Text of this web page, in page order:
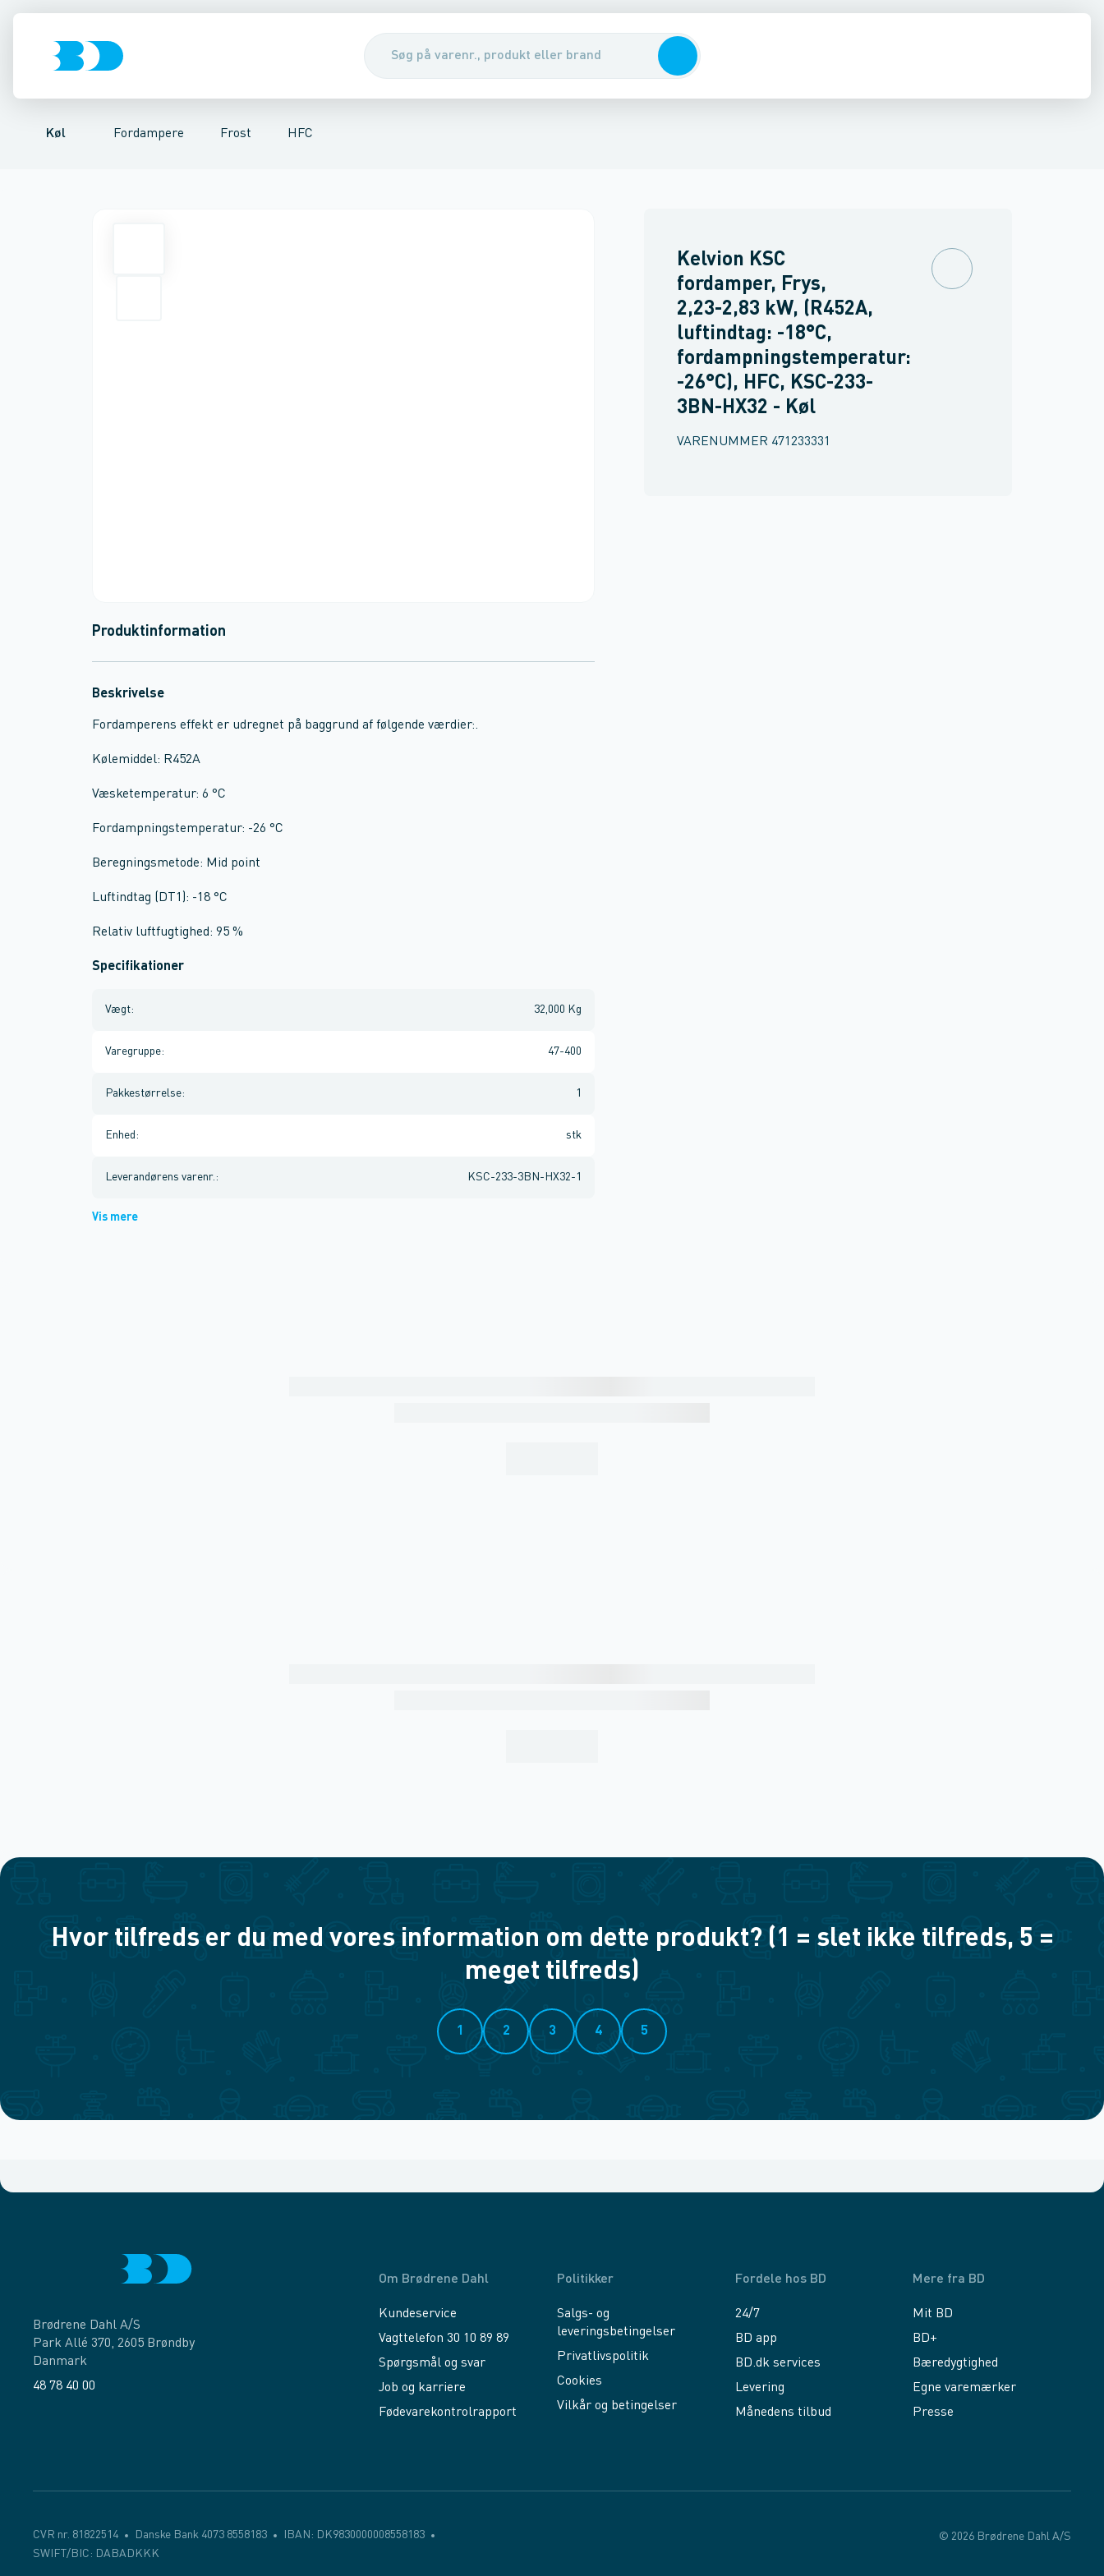
Køl Fordampere
KompressorerKondenseringsaggregater Fordampere
Frost
Frost HFC
HFC R744 - CO2
Kelvion KSC
fordamper, Frys,
2,23-2,83 kW, (R452A,
luftindtag: -18°C,
fordampningstemperatur:
-26°C), HFC, KSC-233-
3BN-HX32 - Køl
VARENUMMER 471233331
Produktinformation
Beskrivelse
Fordamperens effekt er udregnet på baggrund af følgende værdier:.
Kølemiddel: R452A
Væsketemperatur: 6 °C
Fordampningstemperatur: -26 °C
Beregningsmetode: Mid point
Luftindtag (DT1): -18 °C
Relativ luftfugtighed: 95 %
Specifikationer
Vægt: 32,000 Kg
Varegruppe: 47-400
Pakkestørrelse: 1
Enhed : stk
Leverandørens varenr. : KSC-233-3BN-HX32-1
Vis mere
Hvor tilfreds er du med vores information om dette produkt? (1 = slet ikke tilfreds, 5 =
meget tilfreds)
1 2 3 4 5
Brødrene Dahl A/S
Park Allé 370, 2605 Brøndby
Danmark
48 78 40 00
Om Brødrene Dahl
Kundeservice
Vagttelefon 30 10 89 89
Spørgsmål og svar
Job og karriere
Fødevarekontrolrapport
Politikker
Salgs- og
leveringsbetingelser
Privatlivspolitik
Cookies
Vilkår og betingelser
Fordele hos BD
24/7
BD app
BD.dk services
Levering
Månedens tilbud
Mere fra BD
Mit BD
BD+
Bæredygtighed
Egne varemærker
Presse
CVR nr. 81822514 Danske Bank 4073 8558183
IBAN: DK9830000008558183
SWIFT/BIC: DABADKKK
© 2026 Brødrene Dahl A/S